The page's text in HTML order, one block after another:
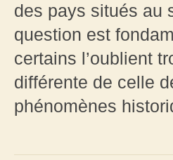
des pays situés au
question est
certains l’oublient
différente de celle
phénomènes